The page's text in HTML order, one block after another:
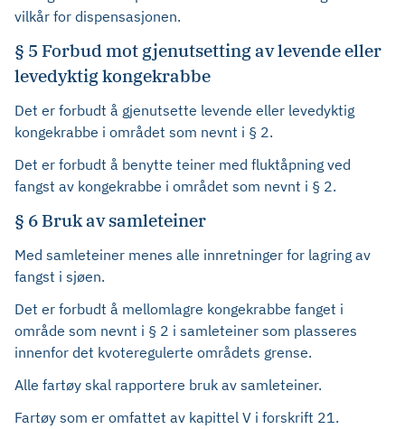
vilkår for dispensasjonen.
§ 5 Forbud mot gjenutsetting av levende eller
levedyktig kongekrabbe
Det er forbudt å gjenutsette levende eller levedyktig
kongekrabbe i området som nevnt i § 2.
Det er forbudt å benytte teiner med fluktåpning ved
fangst av kongekrabbe i området som nevnt i § 2.
§ 6 Bruk av samleteiner
Med samleteiner menes alle innretninger for lagring av
fangst i sjøen.
Det er forbudt å mellomlagre kongekrabbe fanget i
område som nevnt i § 2 i samleteiner som plasseres
innenfor det kvoteregulerte områdets grense.
Alle fartøy skal rapportere bruk av samleteiner.
Fartøy som er omfattet av kapittel V i forskrift 21.